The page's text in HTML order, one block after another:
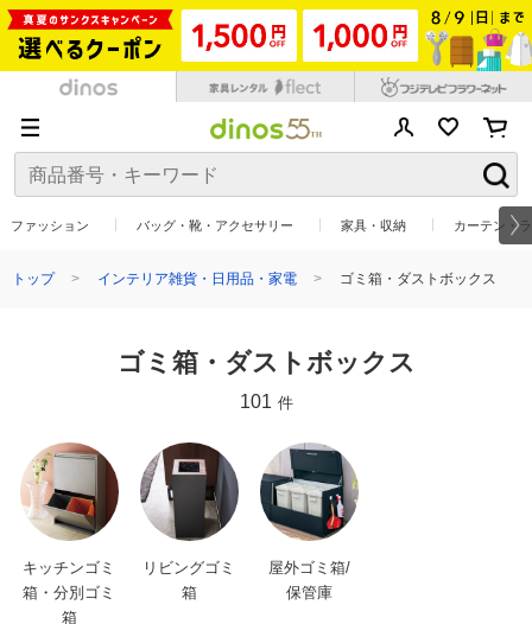
ファッション バッグ・靴・アクセサリー 家具・収納 カーテン・
トップ インテリア雑貨・日用品・家電 ゴミ箱・ダストボックス
ゴミ箱・ダストボックス
101 件
キッチンゴミ
箱・分別ゴミ
箱
リビングゴミ
箱
屋外ゴミ箱/
保管庫